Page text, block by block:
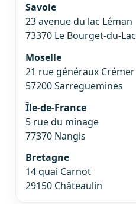
Savoie
23 avenue du lac Léman
73370 Le Bourget-du-Lac
Moselle
21 rue généraux Crémer
57200 Sarreguemines
Île-de-France
5 rue du minage
77370 Nangis
Bretagne
14 quai Carnot
29150 Châteaulin